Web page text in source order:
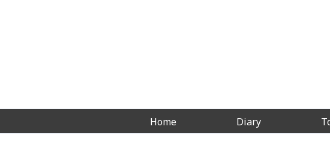
Home Diary